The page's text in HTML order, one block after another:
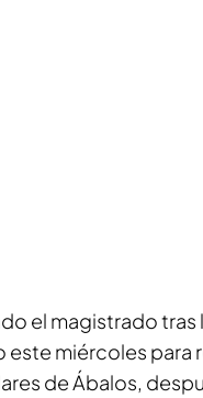
el magistrado tras
este miércoles para
de Ábalos,